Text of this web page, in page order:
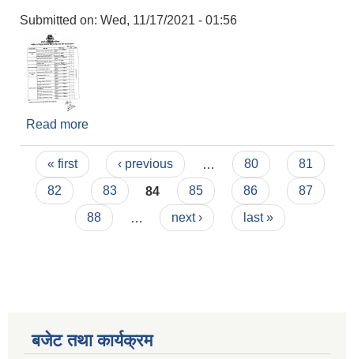
Submitted on: Wed, 11/17/2021 - 01:56
Read more
Pages
« first ‹ previous 80
81
82
83 84 85 86
87
88
next › last »
बजेट तथा कार्यक्रम